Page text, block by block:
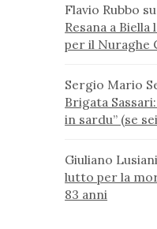
Flavio Rubbo su
Resana a
per il Nuraghe
Sergio Mario
Brigata
in sardu” (se
Giuliano Lusiani
lutto per la
83 anni